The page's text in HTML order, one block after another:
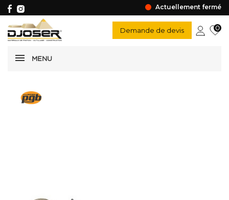
Actuellement fermé
MENU
Demande de devis 0